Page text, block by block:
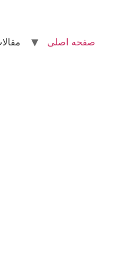
صفحه اصلی